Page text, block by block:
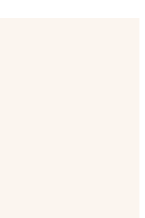
de Maylis